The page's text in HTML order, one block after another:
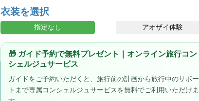
衣装を選択
指定なし アオザイ体験
🎁 ガイド予約で無料プレゼント｜オンライン旅行コン
シェルジュサービス
ガイドをご予約いただくと、旅行前の計画から旅行中のサポー
トまで専属コンシェルジュサービスを無料でご利用いただけま